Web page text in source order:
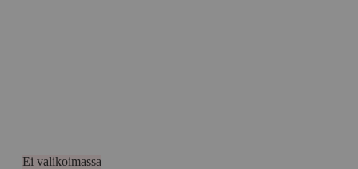
Ei valikoimassa